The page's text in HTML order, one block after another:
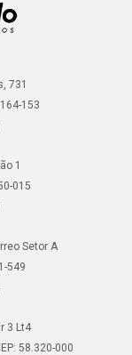
731
153
1
015
Setor A
549
3 Lt4
58.320-000